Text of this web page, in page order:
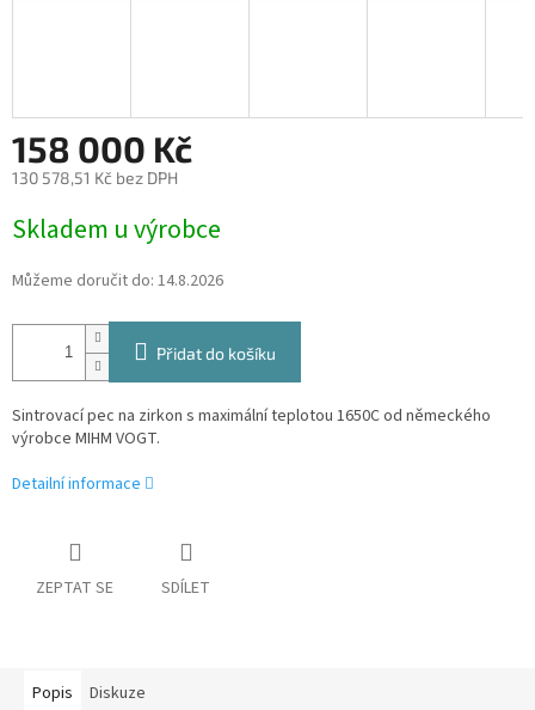
158 000 Kč
130 578,51 Kč bez DPH
cena:
Skladem u výrobce
Můžeme doručit do: 14.8.2026
Přidat do košíku
Sintrovací pec na zirkon s maximální teplotou 1650C od německého
výrobce MIHM VOGT.
Detailní informace
ZEPTAT SE SDÍLET
Popis Diskuze